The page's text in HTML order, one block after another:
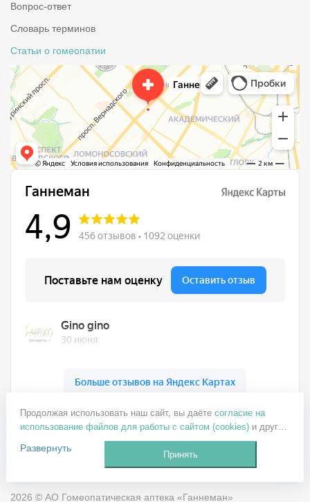
Вопрос-ответ
Словарь терминов
Статьи о гомеопатии
Ганнеман на карте Москвы — Яндекс Карты
+7 499 137-77-82
ganneman@mail.ru
Заказать звонок
2026 © АО Гомеопатическая аптека «Ганнеман»
Продолжая использовать наш сайт, вы даёте согласие на
использование файлов для работы с сайтом (cookies)и других
пользовательских данных (включая IP-адрес, сведения о
местоположении, устройстве, действиях на сайте и т. п.) для
функционирования сайта, проведения статистических
исследований, ретаргетинга и использования систем
аналитики (например, Яндекс.Метрика), в соответствии с
Развернуть
Принять